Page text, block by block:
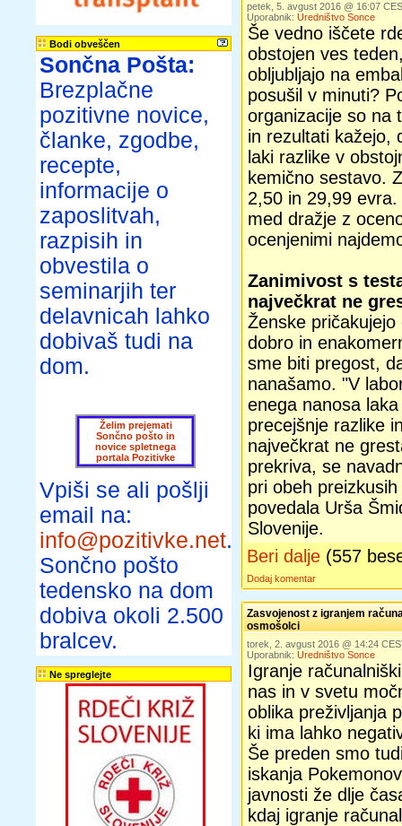
Bodi obveščen
Sončna Pošta:
Brezplačne
pozitivne novice,
članke, zgodbe,
recepte,
informacije o
zaposlitvah,
razpisih in
obvestila o
seminarjih ter
delavnicah lahko
dobivaš tudi na
dom.
Želim prejemati
Sončno pošto in
novice spletnega
portala Pozitivke
Vpiši se ali pošlji
email na:
info@pozitivke.net.
Sončno pošto
tedensko na dom
dobiva okoli 2.500
bralcev.
Ne spreglejte
petek, 5. avgust 2016 @ 16:07
Uporabnik: Uredništvo Sonce
Še vedno iščete
obstojen ves
obljubljajo na
posušil v minuti?
organizacije so na
in rezultati kažejo,
laki razlike v
kemično sestavo.
2,50 in 29,99
med dražje z
ocenjenimi
Zanimivost s
največkrat ne
Ženske
dobro in
sme biti pregost,
nanašamo. "V
enega nanosa
precejšnje razlike
največkrat ne
prekriva, se
pri obeh
povedala Urša
Slovenije.
Beri dalje (557
Dodaj komentar
Zasvojenost z igranjem
osmošolci
torek, 2. avgust 2016 @ 14:24
Uporabnik: Uredništvo Sonce
Igranje
nas in v svetu
oblika preživljanja
ki ima lahko
Še preden smo
iskanja
javnosti že dlje
kdaj igranje